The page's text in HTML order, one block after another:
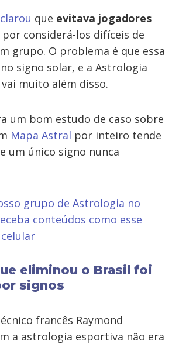
que evitava jogadores
por considerá-los difíceis de
grupo. O problema é que essa
signo solar, e a Astrologia
muito além disso.
um bom estudo de caso sobre
Mapa Astral por inteiro tende
um único signo nunca
grupo de Astrologia no
conteúdos como esse
eliminou o Brasil foi
signos
francês Raymond
a astrologia esportiva não era